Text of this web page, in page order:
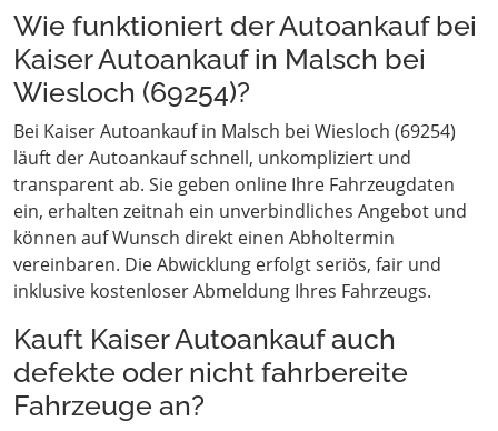
Wie funktioniert der Autoankauf bei
Kaiser Autoankauf in Malsch bei
Wiesloch (69254)?
Bei Kaiser Autoankauf in Malsch bei Wiesloch (69254)
läuft der Autoankauf schnell, unkompliziert und
transparent ab. Sie geben online Ihre Fahrzeugdaten
ein, erhalten zeitnah ein unverbindliches Angebot und
können auf Wunsch direkt einen Abholtermin
vereinbaren. Die Abwicklung erfolgt seriös, fair und
inklusive kostenloser Abmeldung Ihres Fahrzeugs.
Kauft Kaiser Autoankauf auch
defekte oder nicht fahrbereite
Fahrzeuge an?